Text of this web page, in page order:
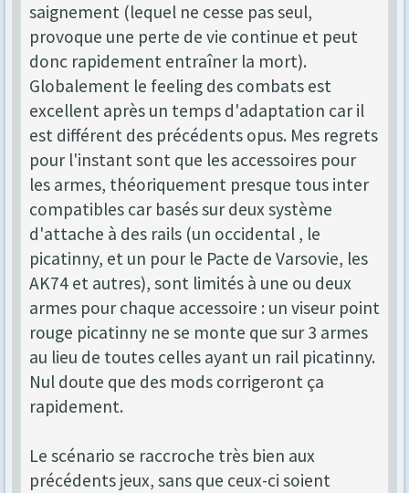
saignement (lequel ne cesse pas seul,
provoque une perte de vie continue et peut
donc rapidement entraîner la mort).
Globalement le feeling des combats est
excellent après un temps d'adaptation car il
est différent des précédents opus. Mes regrets
pour l'instant sont que les accessoires pour
les armes, théoriquement presque tous inter
compatibles car basés sur deux système
d'attache à des rails (un occidental , le
picatinny, et un pour le Pacte de Varsovie, les
AK74 et autres), sont limités à une ou deux
armes pour chaque accessoire : un viseur point
rouge picatinny ne se monte que sur 3 armes
au lieu de toutes celles ayant un rail picatinny.
Nul doute que des mods corrigeront ça
rapidement.
Le scénario se raccroche très bien aux
précédents jeux, sans que ceux-ci soient